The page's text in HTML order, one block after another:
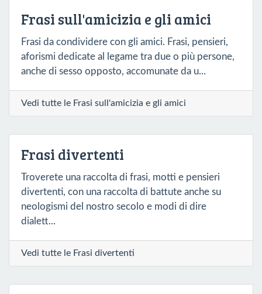
Frasi sull'amicizia e gli amici
Frasi da condividere con gli amici. Frasi, pensieri,
aforismi dedicate al legame tra due o più persone,
anche di sesso opposto, accomunate da u...
Vedi tutte le Frasi sull'amicizia e gli amici
Frasi divertenti
Troverete una raccolta di frasi, motti e pensieri
divertenti, con una raccolta di battute anche su
neologismi del nostro secolo e modi di dire
dialett...
Vedi tutte le Frasi divertenti